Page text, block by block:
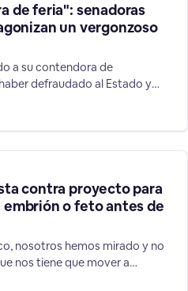
de feria": senadoras
un vergonzoso
a su contendora de
defraudado al Estado y
“Eres una cuma total, una
no estuvo a la altura del cargo
contra proyecto para
o feto antes de
nosotros hemos mirado y no
nos tiene que mover a